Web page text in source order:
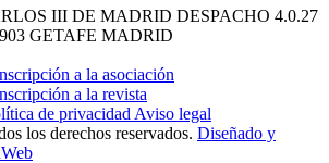
III DE MADRID DESPACHO 4.0.27
GETAFE MADRID
a la asociación
a la revista
de privacidad Aviso legal
los derechos reservados. Diseñado y